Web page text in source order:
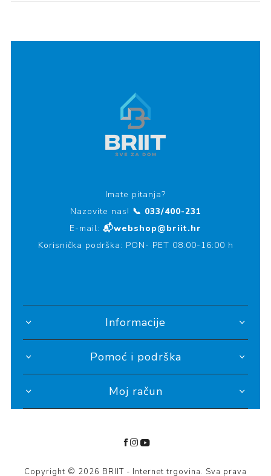
Imate pitanja?
Nazovite nas! 📞 033/400-231
E-mail: 📬webshop@briit.hr
Korisnička podrška: PON- PET 08:00-16:00 h
Informacije
Pomoć i podrška
Moj račun
Copyright © 2026 BRIIT - Internet trgovina. Sva prava